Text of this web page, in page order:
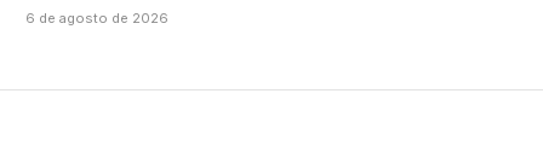
6 de agosto de 2026